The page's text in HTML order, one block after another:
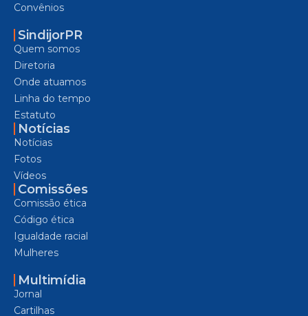
Convênios
SindijorPR
Quem somos
Diretoria
Onde atuamos
Linha do tempo
Estatuto
Notícias
Notícias
Fotos
Vídeos
Comissões
Comissão ética
Código ética
Igualdade racial
Mulheres
Multimídia
Jornal
Cartilhas